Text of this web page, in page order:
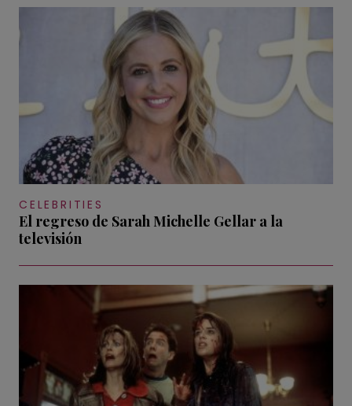
CELEBRITIES
El regreso de Sarah Michelle Gellar a la
televisión